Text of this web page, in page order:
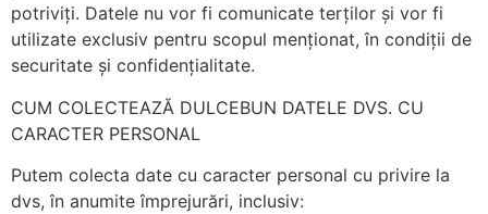
potriviți. Datele nu vor fi comunicate terților și vor fi
utilizate exclusiv pentru scopul menționat, în condiții de
securitate și confidențialitate.
CUM COLECTEAZĂ DULCEBUN DATELE DVS. CU
CARACTER PERSONAL
Putem colecta date cu caracter personal cu privire la
dvs, în anumite împrejurări, inclusiv: